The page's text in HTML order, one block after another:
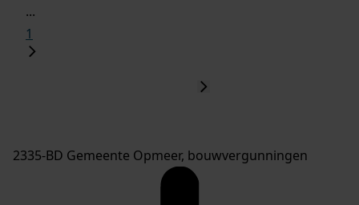
...
1
2335-BD Gemeente Opmeer, bouwvergunningen